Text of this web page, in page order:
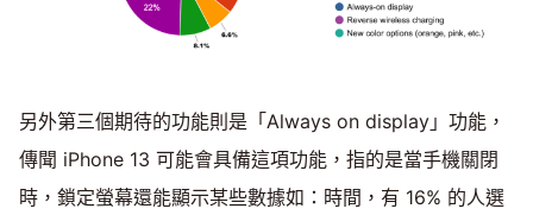
另外第三個期待的功能則是「Always on display」功能，
傳聞 iPhone 13 可能會具備這項功能，指的是當手機關閉
時，鎖定螢幕還能顯示某些數據如：時間，有 16% 的人選